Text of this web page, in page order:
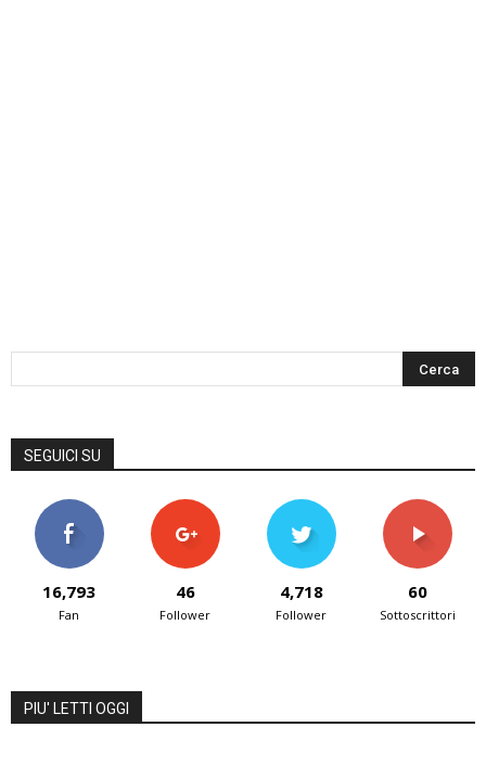
SEGUICI SU
16,793
Fan
46
Follower
4,718
Follower
60
Sottoscrittori
PIU' LETTI OGGI